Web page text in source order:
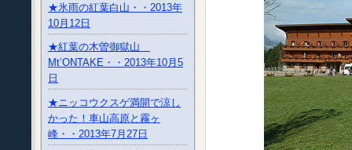
★氷雨の紅葉白山・・2013年
10月12日
★紅葉の木曽御獄山
Mt’ONTAKE・・2013年10月5
日
★ニッコウクスゲ満開で涼し
かった！車山高原と霧ヶ
峰・・2013年7月27日